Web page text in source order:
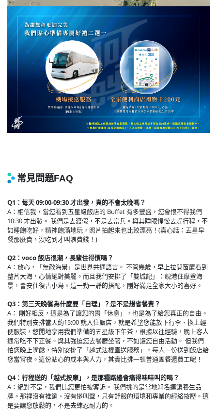
Q1：每天 09:00-09:30 才出發，真的不會太晚嗎？
A：相信我，當您看到五星級飯店的 Buffet 有多豐盛，您會恨不得我們
10:30 才出發。 我們是去渡假，不是去當兵。與其睡眼惺忪去趕行程，不
如睡飽吃好，精神飽滿地玩，照片拍起來也比較漂亮！(真心話：五星早
餐那麼貴，沒吃到才叫浪費錢！)
Q2：voco 飯店很潮，長輩住得慣嗎？
A：放心，「無敵海景」是世界共通語言。 不管幾歲，早上拉開窗簾看到
整片大海，心情絕對美麗。而且我們安排了「雙城記」：峴港住摩登海
景，會安住復古小島。這一動一靜的搭配，剛好滿足全家大小的喜好。
Q3：第三天晚餐為什麼要「自理」？是不是想省餐費？
A： 剛好相反，這是為了讓您的胃「休息」，也是為了給您真正的自由。
我們特別安排當天約15:00 就入住飯店，就是希望您能放下行李、換上輕
便服裝，悠閒地享用我們準備的五星級下午茶，根據以往經驗，晚上客人
通常吃不下正餐。與其強迫您去餐廳坐著，不如讓您自由活動。 但我們
怕您晚上嘴饞，特別安排了「越式法棍直送服務」，每人一份送到飯店給
您當宵夜。這份貼心的成本與人力，其實比排一頓普通團餐還費工呢！
Q4：行程送的「越式按摩」，是那種路邊會痛得哇哇叫的嗎？
A：絕對不是，我們比您更怕被客訴。 我們挑的是當地知名連鎖養生品
牌。那裡沒有推銷、沒有慘叫聲，只有舒服的環境和專業的經絡按壓。這
是要讓您放鬆的，不是去練忍耐力的。